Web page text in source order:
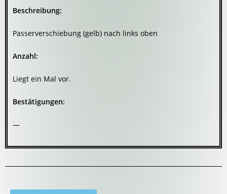
Beschreibung:
Passerverschiebung (gelb) nach links oben
Anzahl:
Liegt ein Mal vor.
Bestätigungen:
—